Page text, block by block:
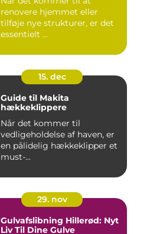
renovere hjemmet eller
tilføje nye strukturer, er det
essentielt ...
15. dec
Guide til Makita
hækkeklippere
Når det kommer til
vedligeholdelse af haven, er
en pålidelig hækkeklipper et
must-...
29. nov
Gulvafslibning Hillerød: Nyt
Liv Til Dine Gulve